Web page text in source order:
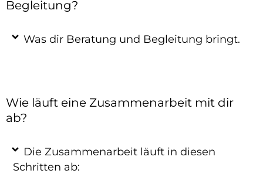
Begleitung?
Was dir Beratung und Begleitung bringt.
Wie läuft eine Zusammenarbeit mit dir
ab?
Die Zusammenarbeit läuft in diesen
Schritten ab: